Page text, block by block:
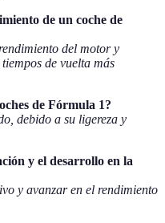
de un coche de
del motor y
de vuelta más
de Fórmula 1?
debido a su ligereza y
y el desarrollo en la
y avanzar en el rendimiento